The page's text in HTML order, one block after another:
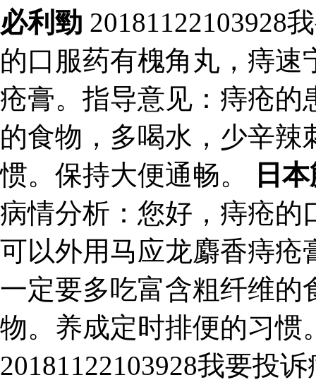
必利勁 20181122103928
的口服药有槐角丸，痔
疮膏。指导意见：痔疮的
的食物，多喝水，少辛
惯。保持大便通畅。
日
病情分析：您好，痔疮的
可以外用马应龙麝香痔疮
一定要多吃富含粗纤维的
物。养成定时排便的习惯
20181122103928我要投